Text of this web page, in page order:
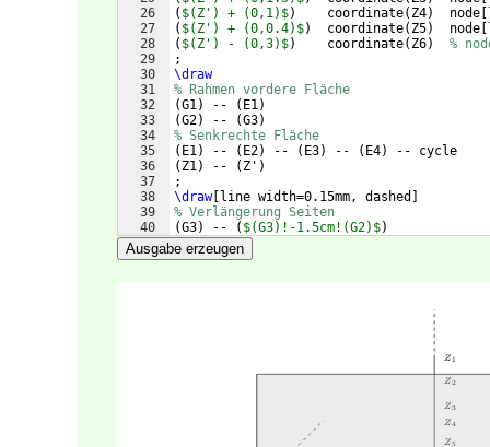
26
27
28
29
30
31
32
33
34
35
36
37
38
39
40
41
( $(Z') + (0,1)$)
    coordinate
( Z4)
  node
( $(Z') + (0,0.4)$)
  coordinate
( Z5)
  node
( $(Z') - (0,3)$)
    coordinate
( Z6)
%
;
\draw
% Rahmen vordere Fläche
(G1) -- ( E1)
(G2) -- (G3)
% Senkrechte Fläche
( E1) -- ( E2) -- ( E3) -- ( E4)
-- cycle
( Z1) -- ( Z' )
;
\draw[ line width=0.15mm, dashed
% Verlängerung Seiten
(G3) -- ( $(G3)!-1.5cm!(G2)$)
(E1) -- (G4
Ausgabe erzeugen